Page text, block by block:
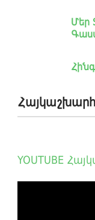
Մեր
Հայկաշխարհ
YOUTUBE